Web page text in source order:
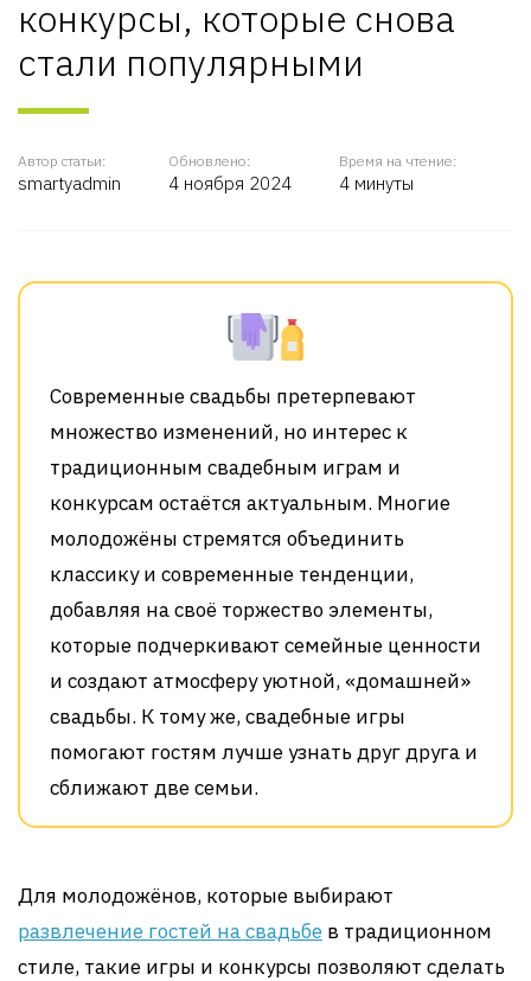
конкурсы, которые снова
стали популярными
Автор статьи:
smartyadmin
Обновлено:
4 ноября 2024
Время на чтение:
4 минуты
Современные свадьбы претерпевают
множество изменений, но интерес к
традиционным свадебным играм и
конкурсам остаётся актуальным. Многие
молодожёны стремятся объединить
классику и современные тенденции,
добавляя на своё торжество элементы,
которые подчеркивают семейные ценности
и создают атмосферу уютной, «домашней»
свадьбы. К тому же, свадебные игры
помогают гостям лучше узнать друг друга и
сближают две семьи.
Для молодожёнов, которые выбирают
развлечение гостей на свадьбе в традиционном
стиле, такие игры и конкурсы позволяют сделать